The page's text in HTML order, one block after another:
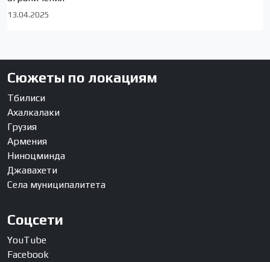
13.04.2025
Сюжеты по локациям
Тбилиси
Ахалкалаки
Грузия
Армения
Ниноцминда
Джавахети
Села муниципалитета
Соцсети
YouTube
Facebook